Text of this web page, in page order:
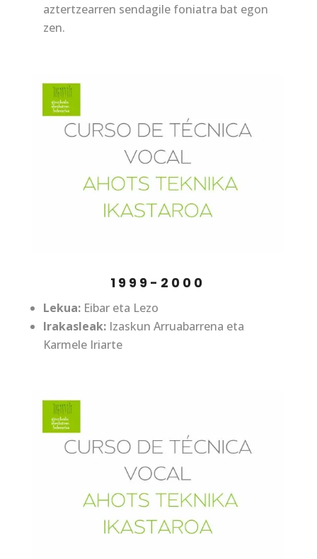
aztertzearren sendagile foniatra bat egon
zen.
1999-2000
Lekua:Eibar eta Lezo
Irakasleak:Izaskun Arruabarrena eta
Karmele Iriarte